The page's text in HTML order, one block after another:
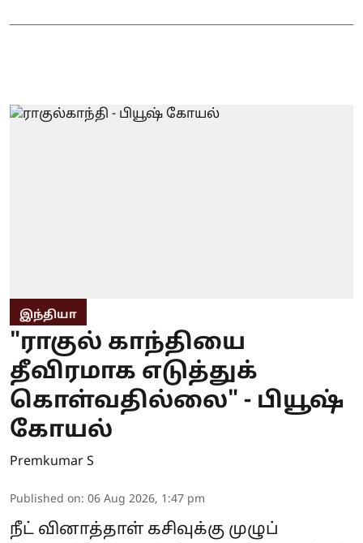
இந்தியா
"ராகுல் காந்தியை
தீவிரமாக எடுத்துக்
கொள்வதில்லை" - பியூஷ்
கோயல்
Premkumar S
Published on: 06 Aug 2026, 1:47 pm
நீட் வினாத்தாள் கசிவுக்கு முழுப்